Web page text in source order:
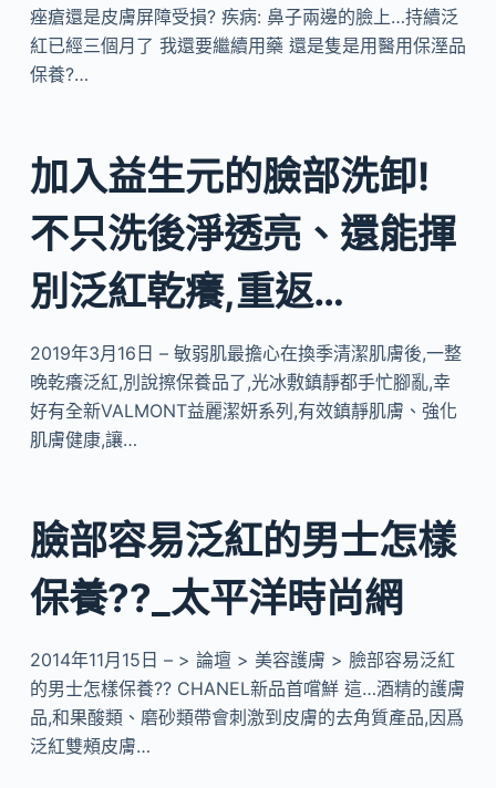
痤瘡還是皮膚屏障受損? 疾病: 鼻子兩邊的臉上…持續泛
紅已經三個月了 我還要繼續用藥 還是隻是用醫用保溼品
保養?…
加入益生元的臉部洗卸!
不只洗後淨透亮、還能揮
別泛紅乾癢,重返…
2019年3月16日 – 敏弱肌最擔心在換季清潔肌膚後,一整
晚乾癢泛紅,別說擦保養品了,光冰敷鎮靜都手忙腳亂,幸
好有全新VALMONT益麗潔妍系列,有效鎮靜肌膚、強化
肌膚健康,讓…
臉部容易泛紅的男士怎樣
保養??_太平洋時尚網
2014年11月15日 – > 論壇 > 美容護膚 > 臉部容易泛紅
的男士怎樣保養?? CHANEL新品首嚐鮮 這…酒精的護膚
品,和果酸類、磨砂類帶會刺激到皮膚的去角質產品,因爲
泛紅雙頰皮膚…